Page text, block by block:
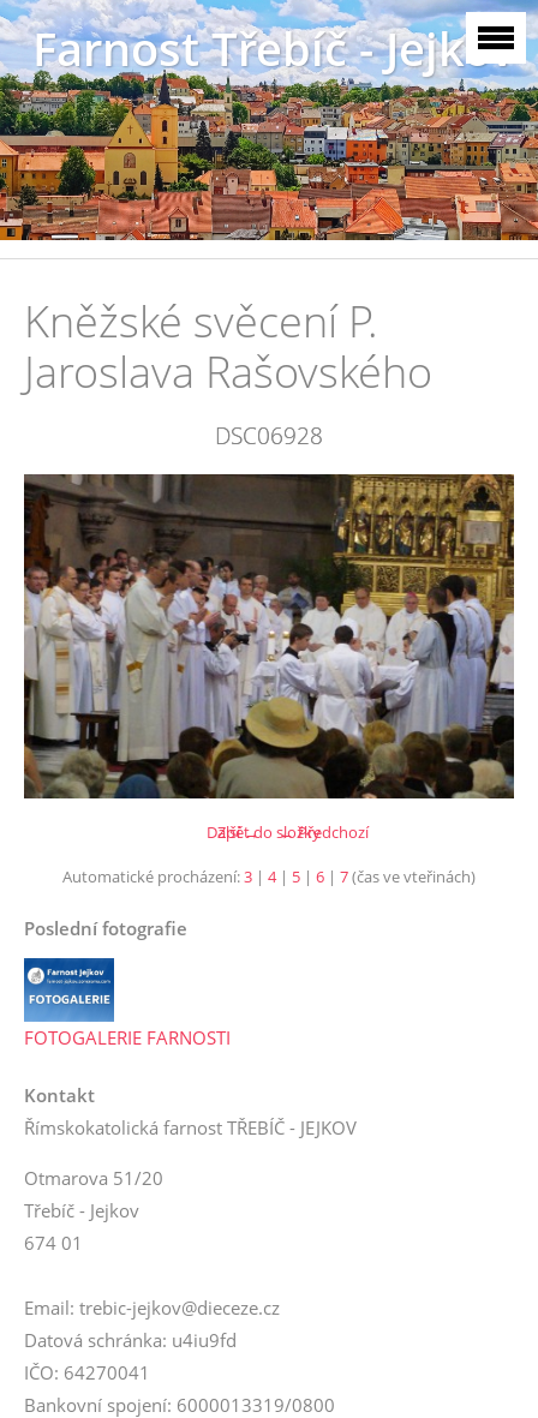
Farnost Třebíč - Jejkov
Kněžské svěcení P.
Jaroslava Rašovského
DSC06928
← Předchozí
Další →
Zpět do složky
Automatické procházení:3 | 4| 5 | 6 | 7(čas ve vteřinách)
Poslední fotografie
FOTOGALERIE FARNOSTI
Kontakt
Římskokatolická farnost TŘEBÍČ - JEJKOV
Otmarova 51/20
Třebíč - Jejkov
674 01
Email: trebic-jejkov@dieceze.cz
Datová schránka: u4iu9fd
IČO: 64270041
Bankovní spojení: 6000013319/0800